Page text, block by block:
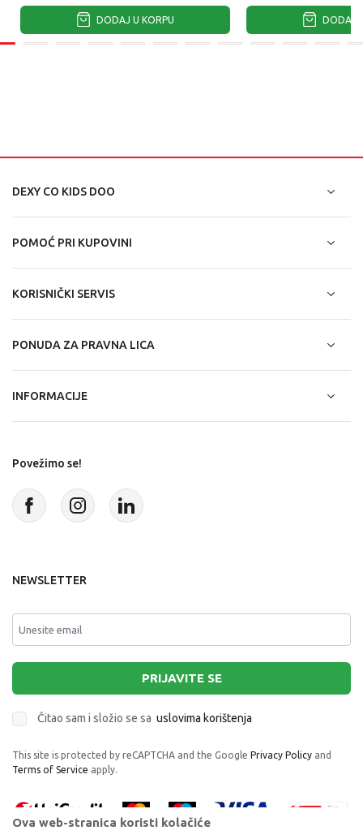
DODAJ U KORPU DODAJ
DEXY CO KIDS DOO
POMOĆ PRI KUPOVINI
KORISNIČKI SERVIS
PONUDA ZA PRAVNA LICA
INFORMACIJE
Povežimo se!
NEWSLETTER
PRIJAVITE SE
Čitao sam i složio se sa uslovima korištenja
This site is protected by reCAPTCHA and the Google Privacy Policy and
Terms of Service apply.
Ova web-stranica koristi kolačiće